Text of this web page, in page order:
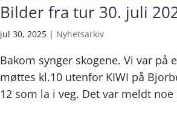
Bilder fra tur 30. juli
jul 30, 2025 | Nyhetsarkiv
Bakom synger skogene. Vi var
møttes kl.10 utenfor KIWI på
12 som la i veg. Det var meldt